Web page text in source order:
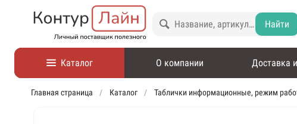
Найти
Каталог О компании Доставка
Главная страница Каталог Таблички информационные, режим